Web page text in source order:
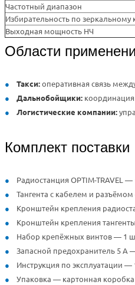
Частотный диапазон
Избирательность по зеркальному
Выходная мощность НЧ
Области
Такси:оперативная связь
Дальнобойщики:
Логистические компании:
Комплект поставки
Радиостанция OPTIM-TRAVEL —
Тангента с кабелем и
Кронштейн крепления
Кронштейн крепления
Набор крепёжных винтов — 1
Запасной предохранитель 5 А
Инструкция по эксплуатации —
Упаковка — картонная коробка